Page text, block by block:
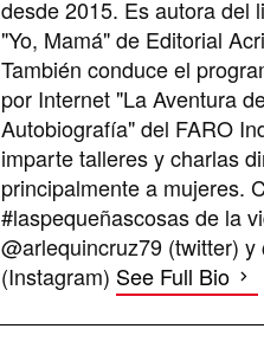
desde 2015. Es autora del
"Yo, Mamá" de Editorial
También conduce el
por Internet "La Aventura
Autobiografía" del FARO
imparte talleres y charlas
principalmente a mujeres.
#laspequeñascosas de la
@arlequincruz79 (twitter)
(Instagram) See Full Bio